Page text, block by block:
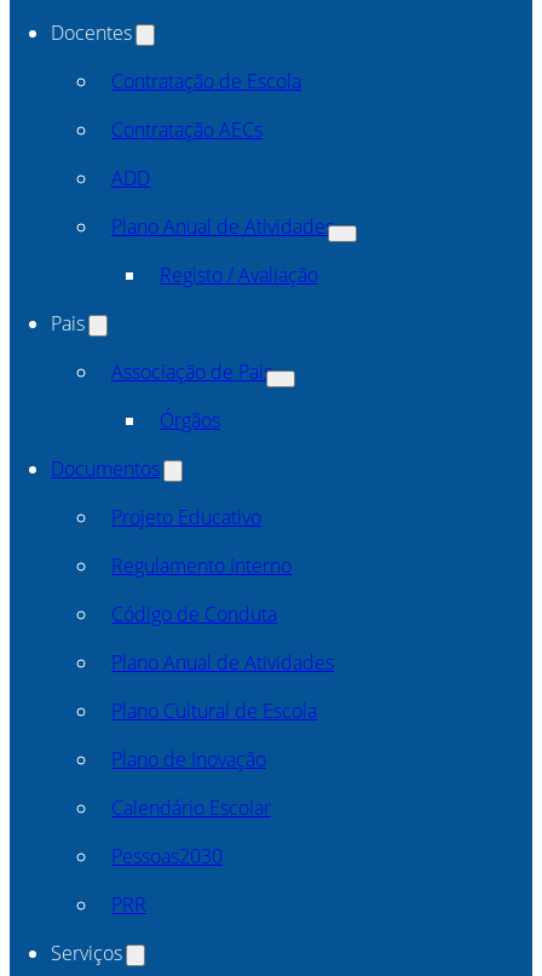
Docentes
Contratação de Escola
Contratação AECs
ADD
Plano Anual de Atividades
Registo / Avaliação
Pais
Associação de Pais
Órgãos
Documentos
Projeto Educativo
Regulamento Interno
Código de Conduta
Plano Anual de Atividades
Plano Cultural de Escola
Plano de Inovação
Calendário Escolar
Pessoas2030
PRR
Serviços